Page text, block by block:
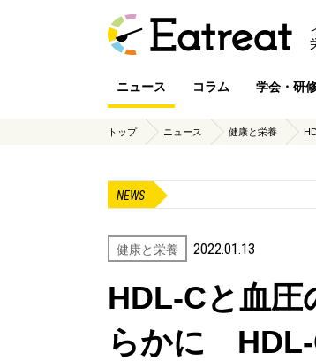
ニュース コラム 学会・研
トップ ニュース 健康と栄養
NEWS
健康と栄養 2022.01.13
HDL-Cと血圧
らかに HDL-